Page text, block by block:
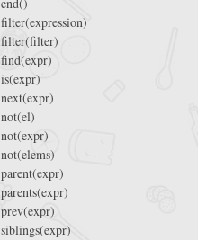
filter(expression)
filter(filter)
find(expr)
is(expr)
next(expr)
not(el)
not(expr)
not(elems)
parent(expr)
parents(expr)
prev(expr)
siblings(expr)